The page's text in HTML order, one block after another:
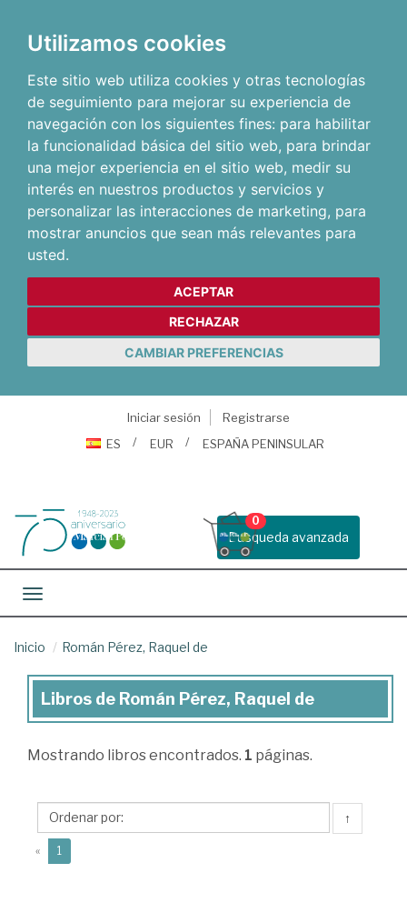
Utilizamos cookies
Este sitio web utiliza cookies y otras tecnologías
de seguimiento para mejorar su experiencia de
navegación con los siguientes fines: para habilitar
la funcionalidad básica del sitio web, para brindar
una mejor experiencia en el sitio web, medir su
interés en nuestros productos y servicios y
personalizar las interacciones de marketing, para
mostrar anuncios que sean más relevantes para
usted.
ACEPTAR
RECHAZAR
CAMBIAR PREFERENCIAS
Iniciar sesión
Registrarse
ES
EUR ESPAÑA PENINSULAR
Busqueda avanzada
0
Toggle navigation
Inicio Román Pérez, Raquel de
Libros
Román
Raquel
de
Libros de Román Pérez, Raquel de
Mostrando libros encontrados. 1 páginas.
↑
« 1